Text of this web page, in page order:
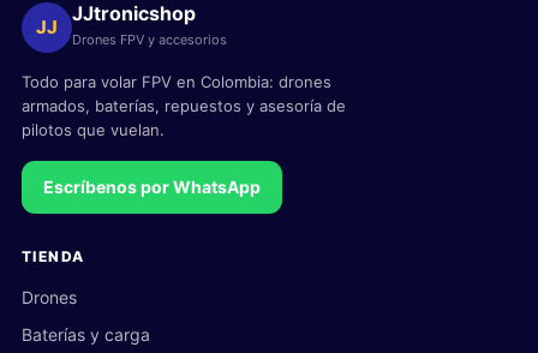
JJ
JJtronicshop
Drones FPV y accesorios
Todo para volar FPV en Colombia: drones
armados, baterías, repuestos y asesoría de
pilotos que vuelan.
Escríbenos por WhatsApp
TIENDA
Drones
Baterías y carga